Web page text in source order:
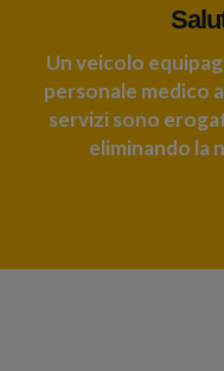
Un veicolo
personale medico
servizi sono
eliminando la